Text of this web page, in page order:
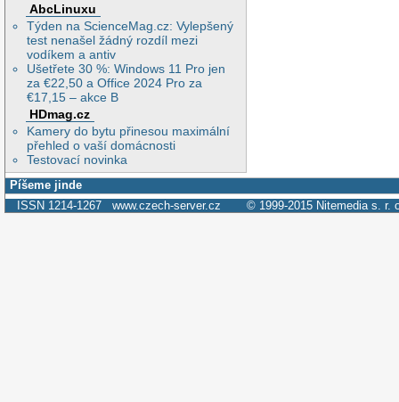
AbcLinuxu
Týden na ScienceMag.cz: Vylepšený
test nenašel žádný rozdíl mezi
vodíkem a antiv
Ušetřete 30 %: Windows 11 Pro jen
za €22,50 a Office 2024 Pro za
€17,15 – akce B
HDmag.cz
Kamery do bytu přinesou maximální
přehled o vaší domácnosti
Testovací novinka
Píšeme jinde
ISSN 1214-1267 www.czech-server.cz © 1999-2015 Nitemedia s. r.